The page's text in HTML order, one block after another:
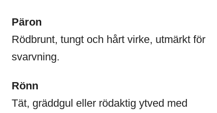
Päron
Rödbrunt, tungt och hårt virke, utmärkt för
svarvning.
Rönn
Tät, gräddgul eller rödaktig ytved med